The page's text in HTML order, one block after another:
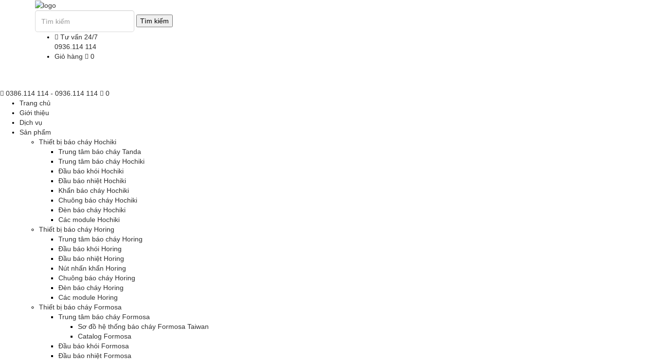
Tư vấn 24/7
0936.114 114
Giỏ hàng
0
0386.114 114 - 0936.114 114
0
Trang chủ
Giới thiệu
Dịch vụ
Sản phẩm
Thiết bị báo cháy Hochiki
Trung tâm báo cháy Tanda
Trung tâm báo cháy Hochiki
Đầu báo khói Hochiki
Đầu báo nhiệt Hochiki
Khẩn báo cháy Hochiki
Chuông báo cháy Hochiki
Đèn báo cháy Hochiki
Các module Hochiki
Thiết bị báo cháy Horing
Trung tâm báo cháy Horing
Đầu báo khói Horing
Đầu báo nhiệt Horing
Nút nhấn khẩn Horing
Chuông báo cháy Horing
Đèn báo cháy Horing
Các module Horing
Thiết bị báo cháy Formosa
Trung tâm báo cháy Formosa
Sơ đồ hệ thống báo cháy Formosa Taiwan
Catalog Formosa
Đầu báo khói Formosa
Đầu báo nhiệt Formosa